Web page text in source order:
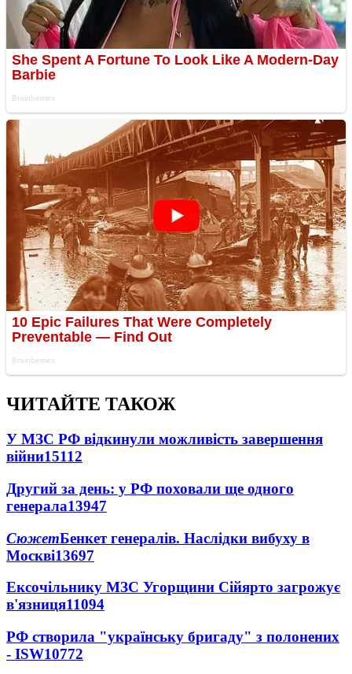
ЧИТАЙТЕ ТАКОЖ
У МЗС РФ відкинули можливість завершення
війни15112
Другий за день: у РФ поховали ще одного
генерала13947
СюжетБенкет генералів. Наслідки вибуху в
Москві13697
Ексочільнику МЗС Угорщини Сійярто загрожує
в'язниця11094
РФ створила "українську бригаду" з полонених
- ISW10772